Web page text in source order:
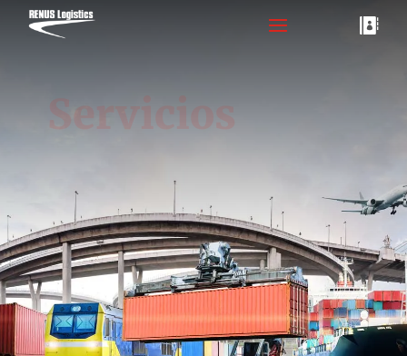

Servicios